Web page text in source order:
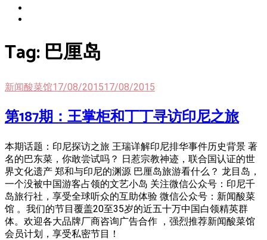
Tag:巴厘岛
新闻酸菜馆17/08/201517/08/2015
第187期：王掌柜和丁丁寻访印尼之旅
本期话题：印尼探访之旅 王瑞详解印尼排华事件历史背景 著
名的巴东菜，你敢尝试吗？ 日惹宗教神迹，联合国认证的世
界文化遗产 郑和与印尼的渊源 巴厘岛旅游看什么？ 龙目岛，
一个没被中国游客占领的文艺小岛 关注微信公众号：印尼千
岛旅行社，享受全球听众的互助体验 微信公众号：新闻酸菜
馆 。我们的节目覆盖20至35岁的近五十万中国白领精英群
体。欢迎各大品牌厂商咨询广告合作 ，强烈推荐新闻酸菜馆
会员计划，享受私密节目！